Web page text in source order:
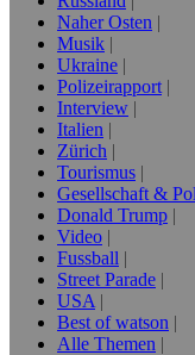
Naher Osten
Musik
Ukraine
Polizeirapport
Interview
Italien
Zürich
Tourismus
Gesellschaft &
Donald Trump
Video
Fussball
Street Parade
USA
Best of watson
Alle Themen